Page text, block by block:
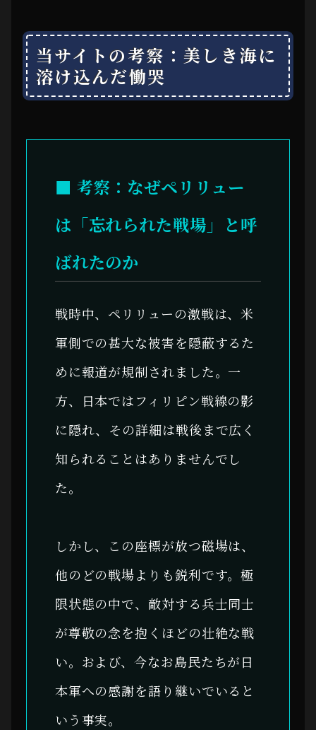
当サイトの考察：美しき海に
溶け込んだ慟哭
■ 考察：なぜペリリュー
は「忘れられた戦場」と呼
ばれたのか
戦時中、ペリリューの激戦は、米
軍側での甚大な被害を隠蔽するた
めに報道が規制されました。一
方、日本ではフィリピン戦線の影
に隠れ、その詳細は戦後まで広く
知られることはありませんでし
た。
しかし、この座標が放つ磁場は、
他のどの戦場よりも鋭利です。極
限状態の中で、敵対する兵士同士
が尊敬の念を抱くほどの壮絶な戦
い。および、今なお島民たちが日
本軍への感謝を語り継いでいると
いう事実。